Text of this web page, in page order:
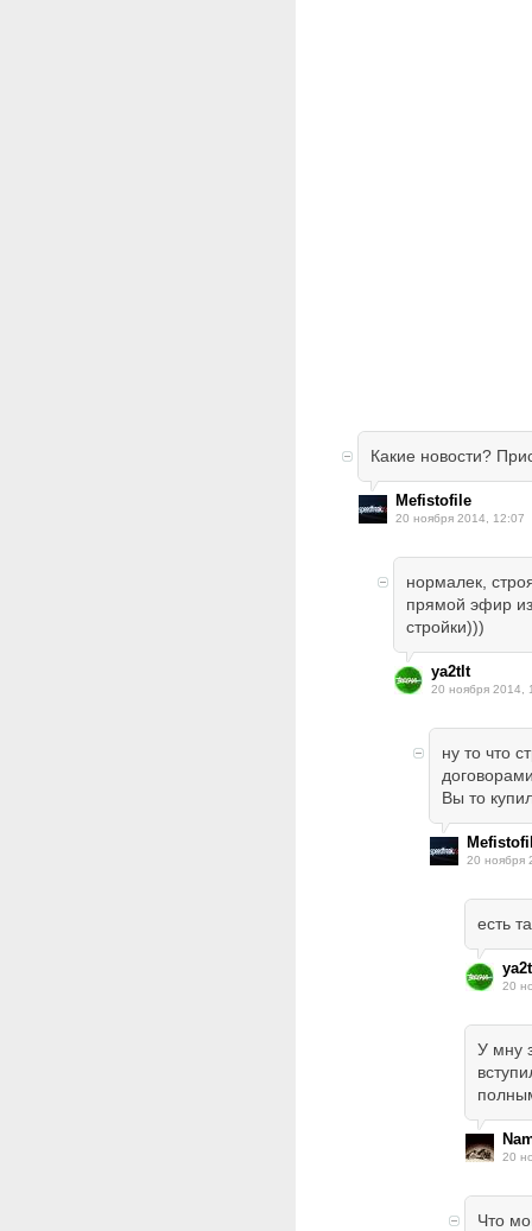
Какие новости?
Mefistofile
20 ноября 2014, 12:07
нормалек,
прямой эфир
стройки)))
ya2tlt
20 ноября 2014,
ну то что
Вы то
20 ноября
есть
20
У мну
20
Что